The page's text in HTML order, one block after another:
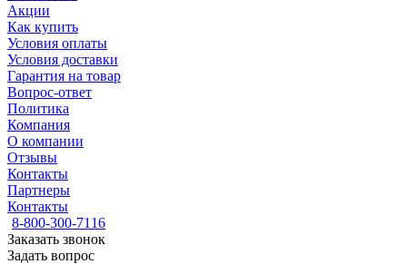
Акции
Как купить
Условия оплаты
Условия доставки
Гарантия на товар
Вопрос-ответ
Политика
Компания
О компании
Отзывы
Контакты
Партнеры
Контакты
8-800-300-7116
Заказать звонок
Задать вопрос